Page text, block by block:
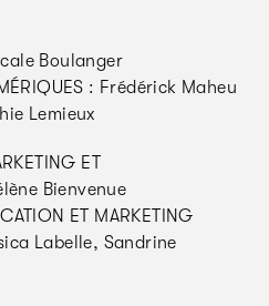
Boulanger
: Frédérick Maheu
Lemieux
ET
Bienvenue
ET MARKETING
Labelle, Sandrine